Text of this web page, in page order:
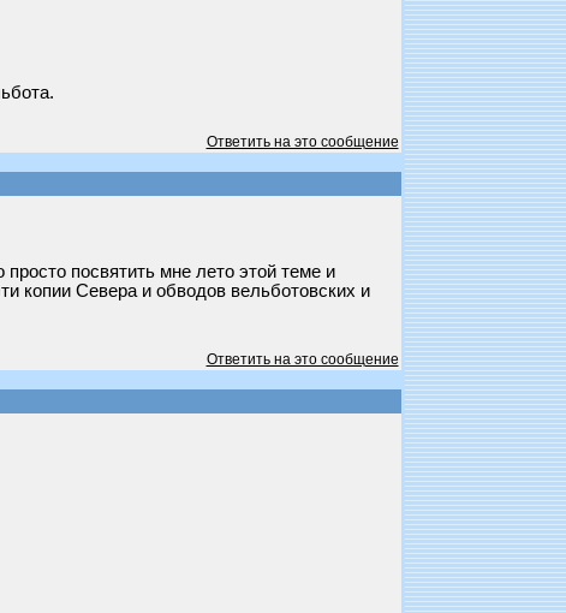
Ответить на это сообщение
посвятить мне лето этой теме и
копии Севера и обводов вельботовских и
Ответить на это сообщение